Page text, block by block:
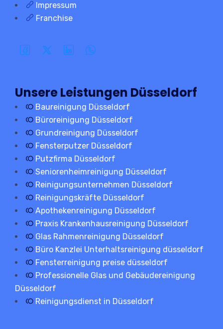
Impressum
Franchise
Unsere Leistungen Düsseldorf
Baureinigung Düsseldorf
Büroreinigung Düsseldorf
Grundreinigung Düsseldorf
Fensterputzer Düsseldorf
Putzfirma Düsseldorf
Seniorenheimreinigung Düsseldorf
Reinigungsunternehmen Düsseldorf
Reinigungskräfte Düsseldorf
Apothekenreinigung Düsseldorf
Praxis Krankenhausreinigung Düsseldorf
Glas Rahmenreinigung Düsseldorf
Büro Kanzlei Unterhaltsreinigung düsseldorf
Fensterreinigung preise düsseldorf
Professionelle Glas und Gebäudereinigung
Düsseldorf
Reinigungsdienst in Düsseldorf